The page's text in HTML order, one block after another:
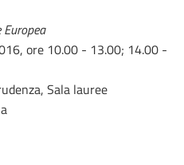
ore 10.00 - 13.00; 14.00 -
Sala lauree